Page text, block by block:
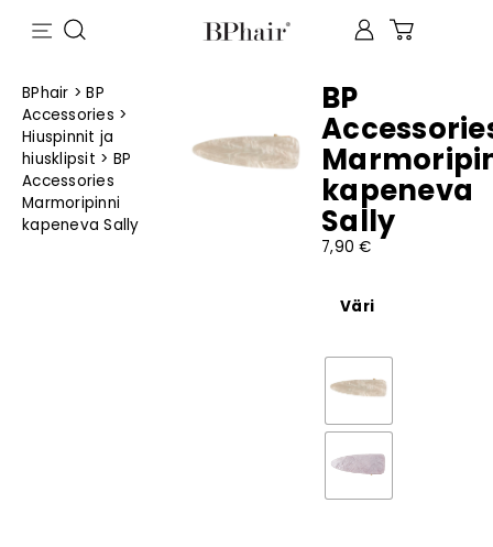
BPhair >BP
Accessories >
Hiuspinnit ja
hiusklipsit > BP
Accessories
Marmoripinni
kapeneva Sally
BP
kapeneva
Sally
7,90€
Väri